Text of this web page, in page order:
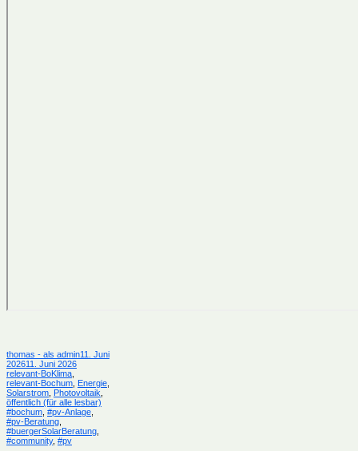
Autor
thomas - als adminVeröffentlicht
11. Juni
202611. Juni 2026Kategorien
relevant-BoKlima
relevant-Bochum Energie
Solarstrom Photovoltaik
öffentlich (für alle lesbar)
#bochum #pv-Anlage
#pv-Beratung
#buergerSolarBeratung
#community, #pv